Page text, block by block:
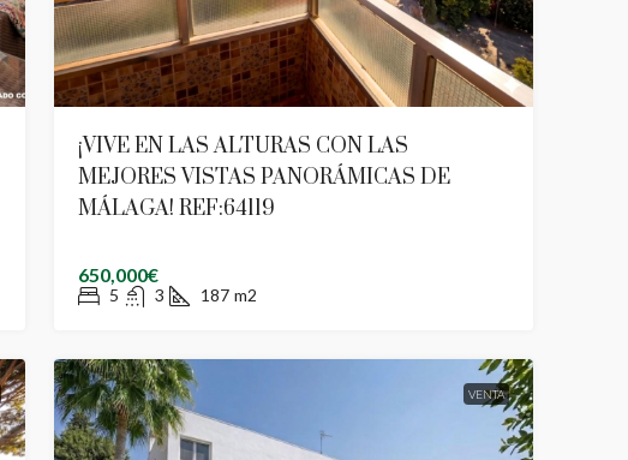
¡VIVE EN LAS ALTURAS CON LAS
MEJORES VISTAS PANORÁMICAS DE
MÁLAGA! REF:64119
650,000€
5 3 187 m2
VENTA